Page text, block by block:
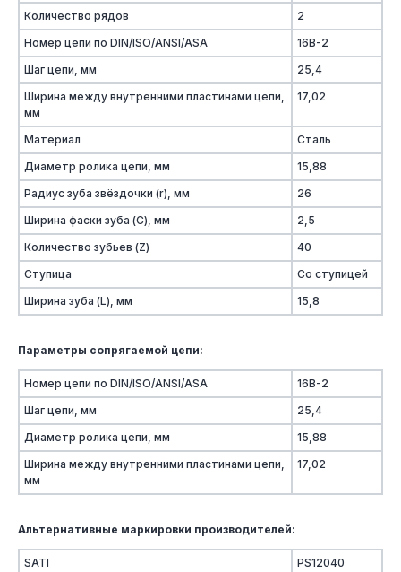
Количество рядов
2
Номер цепи по DIN/ISO/ANSI/ASA
16B-2
Шаг цепи, мм
25,4
Ширина между внутренними пластинами цепи,
мм
17,02
Материал
Сталь
Диаметр ролика цепи, мм
15,88
Радиус зуба звёздочки (r), мм
26
Ширина фаски зуба (C), мм
2,5
Количество зубьев (Z)
40
Ступица
Со ступицей
Ширина зуба (L), мм
15,8
Параметры сопрягаемой цепи:
Номер цепи по DIN/ISO/ANSI/ASA
16B-2
Шаг цепи, мм
25,4
Диаметр ролика цепи, мм
15,88
Ширина между внутренними пластинами цепи,
мм
17,02
Альтернативные маркировки производителей:
SATI PS12040